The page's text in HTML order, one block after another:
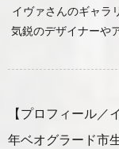
イヴァさんのギャラ
気鋭のデザイナーや
【プロフィール／
年ベオグラード市